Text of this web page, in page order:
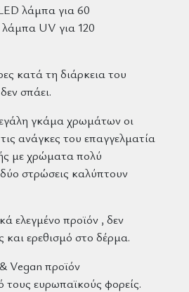
λάμπα για 60
UV για 120
κατά τη διάρκεια του
σπάει.
γκάμα χρωμάτων οι
ανάγκες του επαγγελματία
με χρώματα πολύ
στρώσεις καλύπτουν
ελεγμένο προϊόν , δεν
και ερεθισμό στο δέρμα.
Vegan προϊόν
τους ευρωπαϊκούς φορείς.